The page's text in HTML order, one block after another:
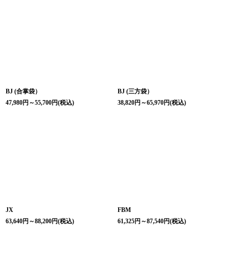
BJ (合掌袋）
47,980円 ～55,700円(税込)
BJ (三方袋）
38,820円 ～65,970円(税込)
JX
63,640円 ～88,200円(税込)
FBM
61,325円 ～87,540円(税込)